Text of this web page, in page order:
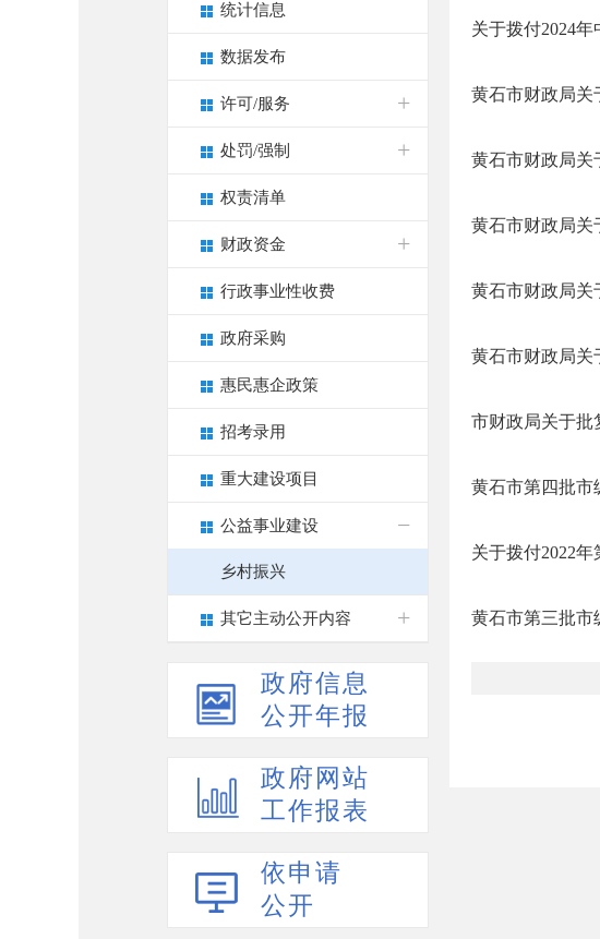
统计信息
数据发布
许可/服务
处罚/强制
权责清单
财政资金
行政事业性收费
政府采购
惠民惠企政策
招考录用
重大建设项目
公益事业建设
乡村振兴
其它主动公开内容
政府信息
公开年报
政府网站
工作报表
依申请
公开
关于拨付2024
黄石市财政局关
黄石市财政局关
黄石市财政局关
黄石市财政局关
黄石市财政局关
市财政局关于批
黄石市第四批市
关于拨付2022
黄石市第三批市